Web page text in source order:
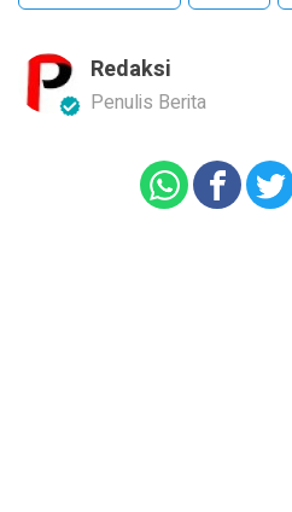
Redaksi
Penulis Berita